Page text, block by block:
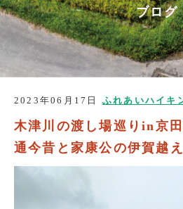
ブログ
2023年06月17日 ふれあいハイキ
木津川の渡し場巡りin京
通今昔と家康公の伊賀越